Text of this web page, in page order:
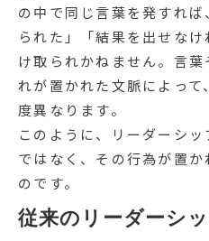
の中で同じ言葉を発すれ
られた」「結果を出せな
け取られかねません。言
れが置かれた文脈によっ
度異なります。
このように、リーダーシ
ではなく、その行為が置
のです。
従来のリーダーシ